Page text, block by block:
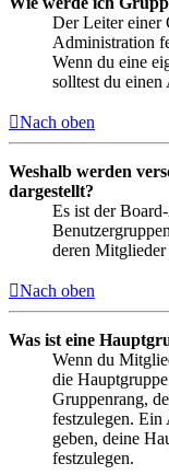
Der Leiter einer
Administration
Wenn du eine
solltest du
Nach oben
Weshalb werden
dargestellt?
Es ist der
deren
Nach oben
Was ist eine
Wenn du
die
Gruppenrang,
festzulegen.
geben, deine
festzulegen.